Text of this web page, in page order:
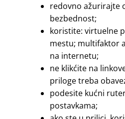
redovno ažurirajte
bezbednost;
koristite: virtuelne
mestu; multifaktor
na internetu;
ne klikćite na
priloge treba
podesite kućni
postavkama;